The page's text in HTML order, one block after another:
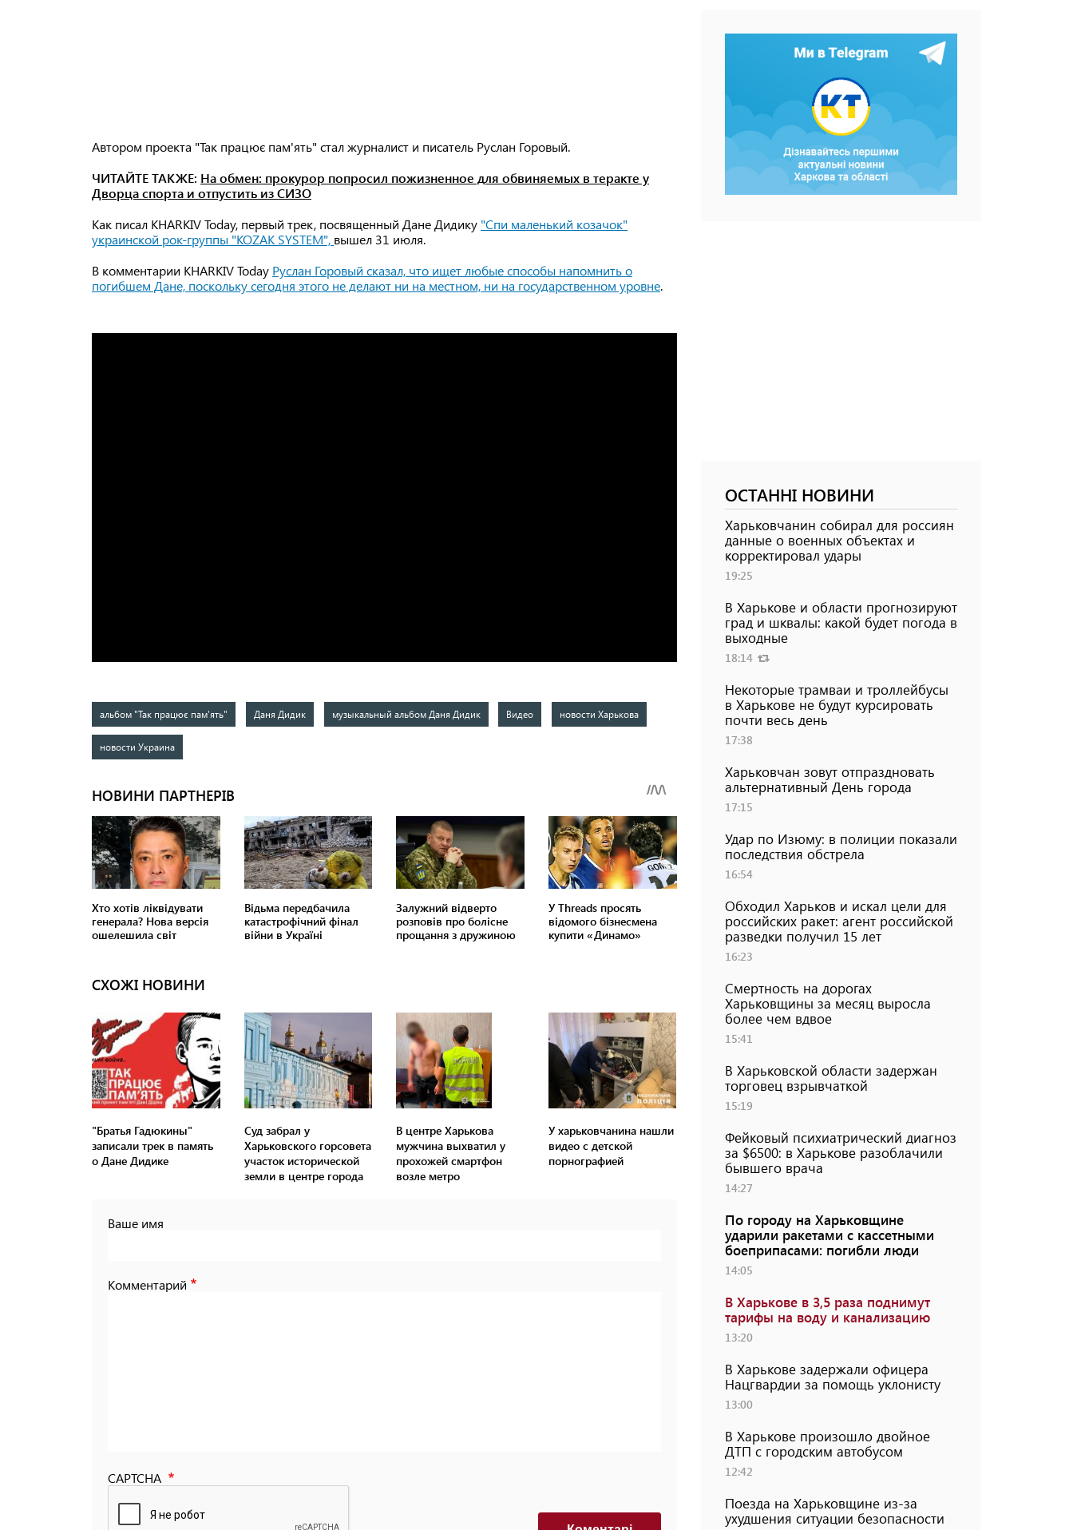
Автором проекта "Так працює пам'ять" стал журналист и писатель Руслан Горовый.
ЧИТАЙТЕ ТАКЖЕ: На обмен: прокурор попросил пожизненное для обвиняемых в теракте у
Дворца спорта и отпустить из СИЗО
Как писал KHARKIV Today, первый трек, посвященный Дане Дидику "Спи маленький козачок"
украинской рок-группы "KOZAK SYSTEM", вышел 31 июля.
В комментарии KHARKIV Today Руслан Горовый сказал, что ищет любые способы напомнить о
погибшем Дане, поскольку сегодня этого не делают ни на местном, ни на государственном уровне.
альбом "Так працює пам'ять" Даня Дидик музыкальный альбом Даня Дидик Видео новости Харькова
новости Украина
СХОЖІ НОВИНИ
"Братья Гадюкины"
записали трек в память
о Дане Дидике
Суд забрал у
Харьковского горсовета
участок исторической
земли в центре города
В центре Харькова
мужчина выхватил у
прохожей смартфон
возле метро
У харьковчанина нашли
видео с детской
порнографией
Ваше имя
Комментарий
CAPTCHA
ОСТАННІ НОВИНИ
Харьковчанин собирал для россиян
данные о военных объектах и ​​
корректировал удары
19:25
В Харькове и области прогнозируют
град и шквалы: какой будет погода в
выходные
18:14
Некоторые трамваи и троллейбусы
в Харькове не будут курсировать
почти весь день
17:38
Харьковчан зовут отпраздновать
альтернативный День города
17:15
Удар по Изюму: в полиции показали
последствия обстрела
16:54
Обходил Харьков и искал цели для
российских ракет: агент российской
разведки получил 15 лет
16:23
Смертность на дорогах
Харьковщины за месяц выросла
более чем вдвое
15:41
В Харьковской области задержан
торговец взрывчаткой
15:19
Фейковый психиатрический диагноз
за $6500: в Харькове разоблачили
бывшего врача
14:27
По городу на Харьковщине
ударили ракетами с кассетными
боеприпасами: погибли люди
14:05
В Харькове в 3,5 раза поднимут
тарифы на воду и канализацию
13:20
В Харькове задержали офицера
Нацгвардии за помощь уклонисту
13:00
В Харькове произошло двойное
ДТП с городским автобусом
12:42
Поезда на Харьковщине из-за
ухудшения ситуации безопасности